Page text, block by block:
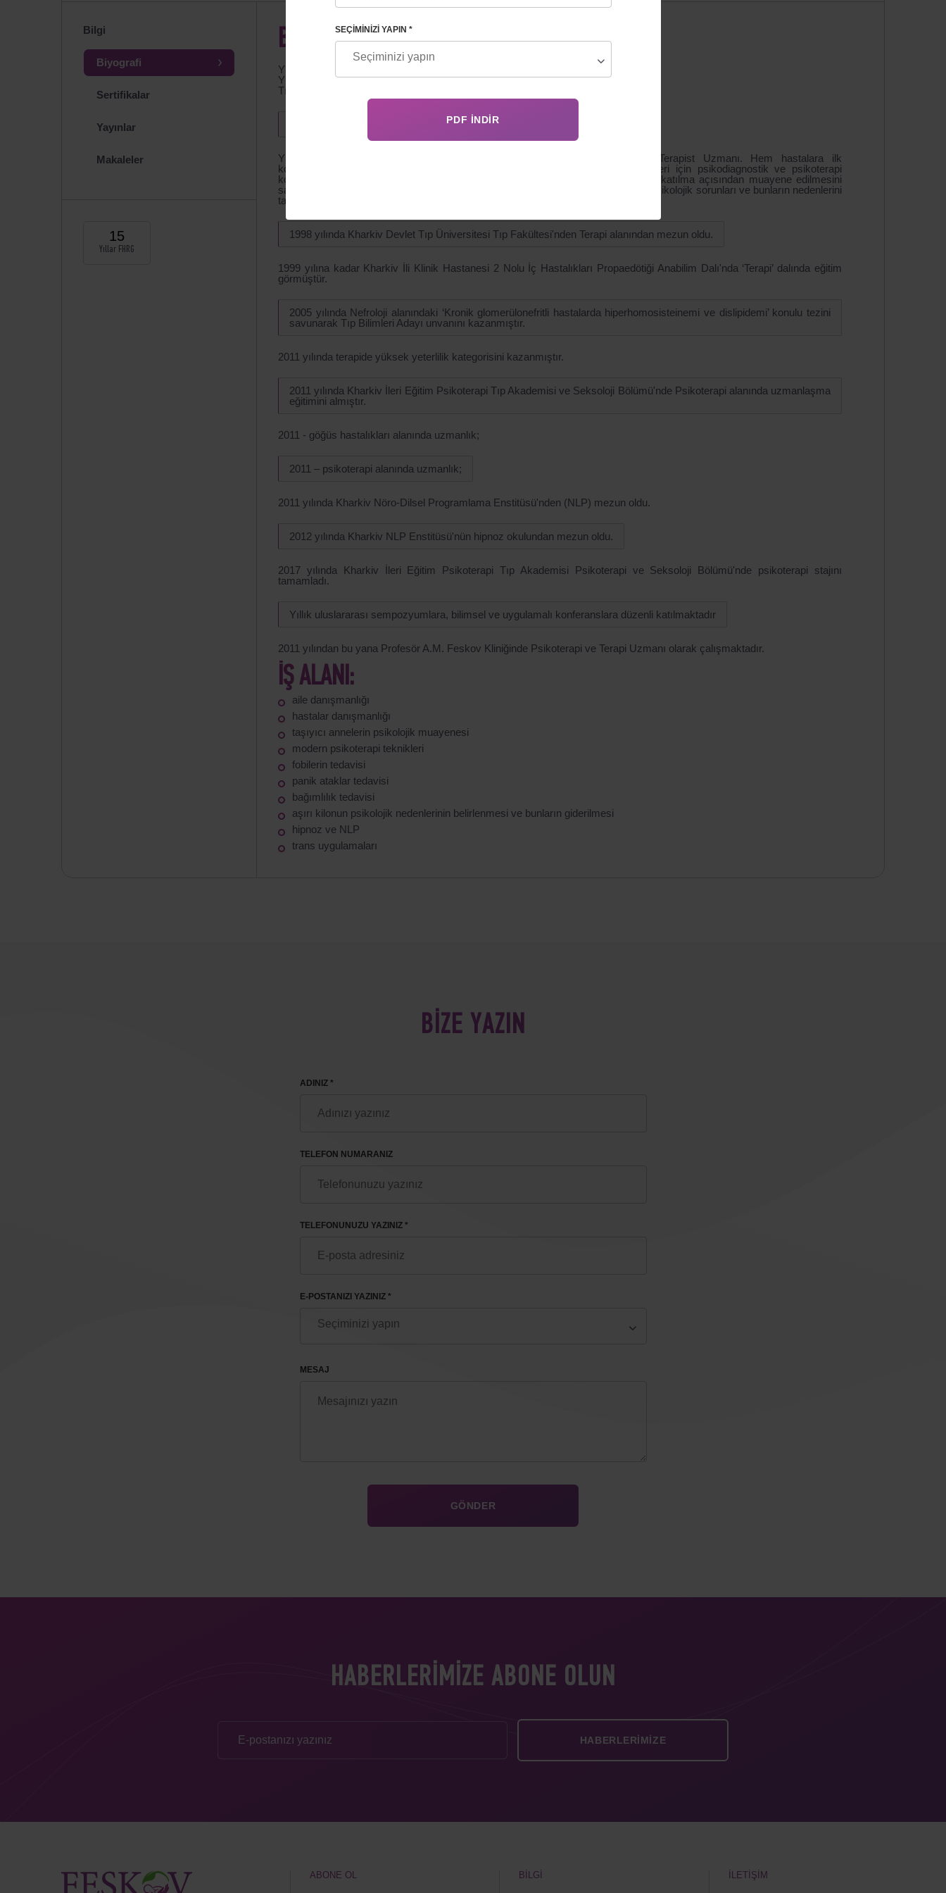
Bilgi
Biyografi
Sertifikalar
Yayınlar
Makaleler
15
Yıllar FHRG
BIYOGRAFI
Yüksek kategori Psikoterapi Uzmanı
Yüksek kategoride Terapist Uzmanı
Tıp Bilimleri Adayı
Ukrayna Bilimsel Tıp Psikoterapistleri Derneği üyesi.
Yüksek kategori profesyonel bir Psikoterapi Uzmanı ve yüksek kategori Terapist Uzmanı. Hem hastalara ilk
konsültasyonunu hem de derinlemesine tanımlamasını sağlar. Üreme yöntemleri için psikodiagnostik ve psikoterapi
konusunda deneyimli uzmandır. Taşıyıcı annelerin taşıyıcı annelik programlarına katılma açısından muayene edilmesini
sağlar. Ayrıca, fobileri, panik atakları, kompleksleri ve bağımlılıkları tedavi etmek, psikolojik sorunları ve bunların nedenlerini
tanımlamak için modern psikoterapi tekniklerine de sahiptir.
1998 yılında Kharkiv Devlet Tıp Üniversitesi Tıp Fakültesi'nden Terapi alanından mezun oldu.
1999 yılına kadar Kharkiv İli Klinik Hastanesi 2 Nolu İç Hastalıkları Propaedötiği Anabilim Dalı'nda ‘Terapi’ dalında eğitim
görmüştür.
2005 yılında Nefroloji alanındaki ‘Kronik glomerülonefritli hastalarda hiperhomosisteinemi ve dislipidemi’ konulu tezini
savunarak Tıp Bilimleri Adayı unvanını kazanmıştır.
2011 yılında terapide yüksek yeterlilik kategorisini kazanmıştır.
2011 yılında Kharkiv İleri Eğitim Psikoterapi Tıp Akademisi ve Seksoloji Bölümü'nde Psikoterapi alanında uzmanlaşma
eğitimini almıştır.
2011 - göğüs hastalıkları alanında uzmanlık;
2011 – psikoterapi alanında uzmanlık;
2011 yılında Kharkiv Nöro-Dilsel Programlama Enstitüsü'nden (NLP) mezun oldu.
2012 yılında Kharkiv NLP Enstitüsü'nün hipnoz okulundan mezun oldu.
2017 yılında Kharkiv İleri Eğitim Psikoterapi Tıp Akademisi Psikoterapi ve Seksoloji Bölümü'nde psikoterapi stajını
tamamladı.
Yıllık uluslararası sempozyumlara, bilimsel ve uygulamalı konferanslara düzenli katılmaktadır
2011 yılından bu yana Profesör A.M. Feskov Kliniğinde Psikoterapi ve Terapi Uzmanı olarak çalışmaktadır.
İŞ ALANI:
aile danışmanlığı
hastalar danışmanlığı
taşıyıcı annelerin psikolojik muayenesi
modern psikoterapi teknikleri
fobilerin tedavisi
panik ataklar tedavisi
bağımlılık tedavisi
aşırı kilonun psikolojik nedenlerinin belirlenmesi ve bunların giderilmesi
hipnoz ve NLP
trans uygulamaları
BİZE YAZIN
ADINIZ *
TELEFON NUMARANIZ
TELEFONUNUZU YAZINIZ *
E-POSTANIZI YAZINIZ *
MESAJ
HABERLERIMIZE ABONE OLUN
ABONE OL BİLGİ İLETİŞİM
SEÇIMINIZI YAPIN *